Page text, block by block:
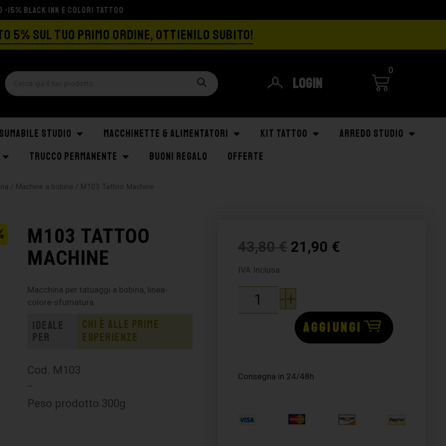
SPEDIZIONE GRATIS A PARTIRE DA €129
5% SUL TUO PRIMO ORDINE, OTTIENILO SUBITO!
Login
0
STUDIO MACCHINETTE & ALIMENTATORI KIT TATTOO
ARREDO STUDIO
TRUCCO PERMANENTE
BUONI REGALO OFFERTE
/ Machine a bobina / M103 Tattoo Machine
M103 TATTOO
MACHINE
Macchina per tatuaggi a bobina, linea-
colore-sfumatura.
Ideale
per
Chi è alle prime
esperienze
Cod. M103
–
Peso prodotto 300g
43,80€ 21,90 €
IVA Inclusa
-+
AGGIUNGI
Consegna in 24/48h